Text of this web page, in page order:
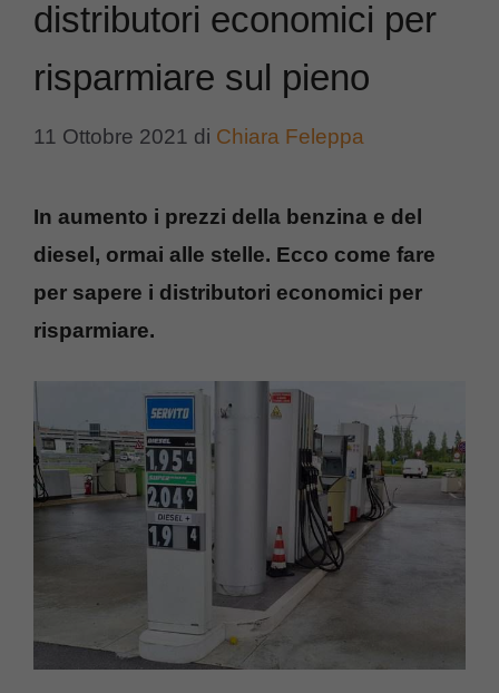
distributori economici per
risparmiare sul pieno
11 Ottobre 2021 di Chiara Feleppa
In aumento i prezzi della benzina e del
diesel, ormai alle stelle. Ecco come fare
per sapere i distributori economici per
risparmiare.